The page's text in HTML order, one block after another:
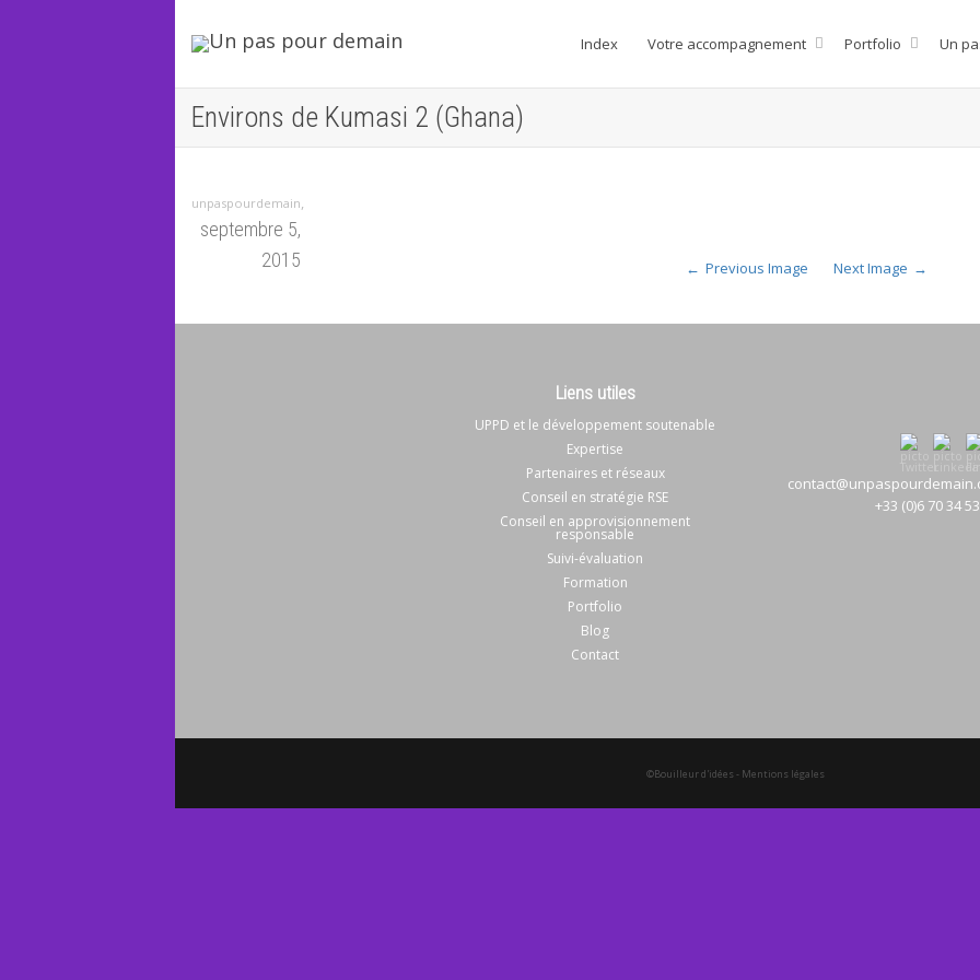
Index Votre accompagnement Portfolio Un
Environs de Kumasi 2 (Ghana)
unpaspourdemain,
septembre 5,
2015
Previous Image Next Image
Liens utiles
UPPD et le développement soutenable
Expertise
Partenaires et réseaux
Conseil en stratégie RSE
Conseil en approvisionnement
responsable
Suivi-évaluation
Formation
Portfolio
Blog
Contact
+33 (0)6 70 34
©Bouilleur d'idées - Mentions légales